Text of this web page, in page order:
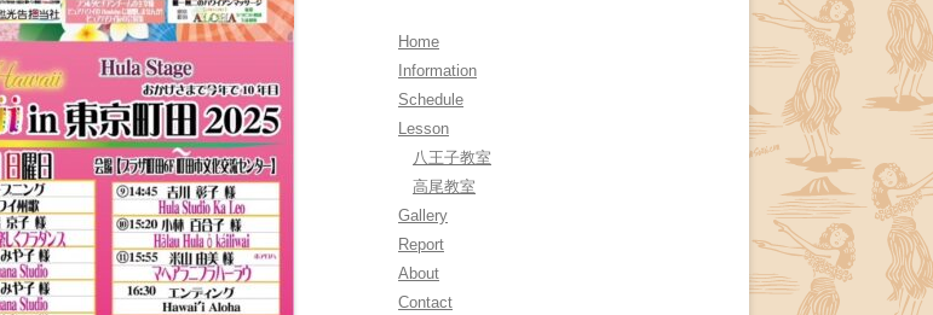
Home
Information
Schedule
Lesson
八王子教室
高尾教室
Gallery
Report
About
Contact